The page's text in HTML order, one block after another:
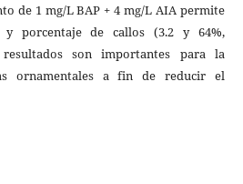
de 1 mg/L BAP + 4 mg/L AIA permite
porcentaje de callos (3.2 y 64%,
resultados son importantes para la
ornamentales a fin de reducir el